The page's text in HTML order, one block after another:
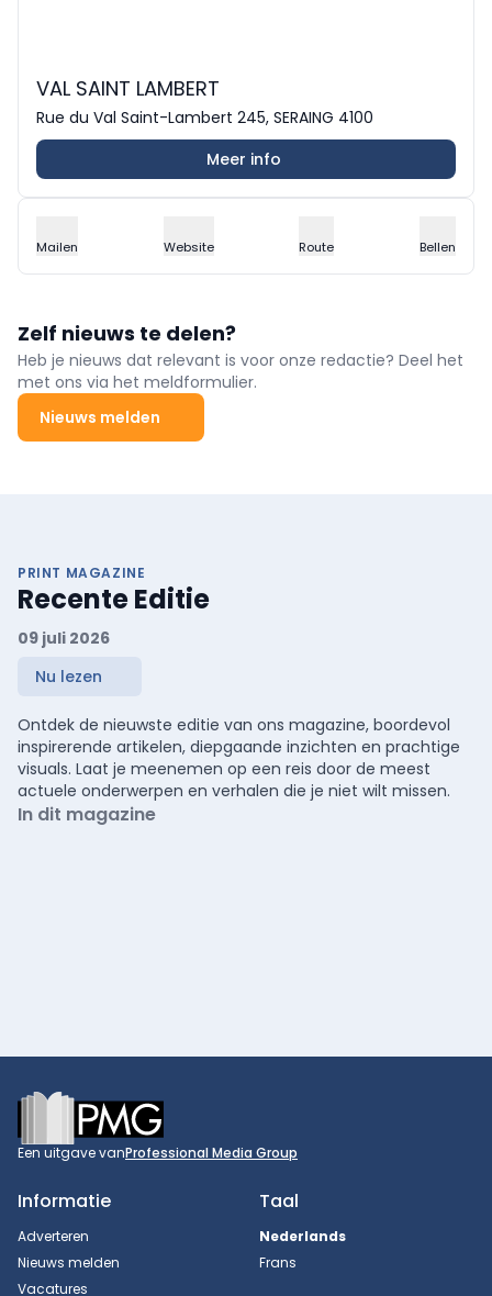
VAL SAINT LAMBERT
Rue du Val Saint-Lambert 245, SERAING 4100
Meer info
Mailen Website Route Bellen
Zelf nieuws te delen?
Heb je nieuws dat relevant is voor onze redactie? Deel het
met ons via het meldformulier.
Nieuws melden
PRINT MAGAZINE
Recente Editie
09 juli 2026
Nu lezen
Ontdek de nieuwste editie van ons magazine, boordevol
inspirerende artikelen, diepgaande inzichten en prachtige
visuals. Laat je meenemen op een reis door de meest
actuele onderwerpen en verhalen die je niet wilt missen.
In dit magazine
Footer
Een uitgave vanProfessional Media Group
Informatie
Adverteren
Nieuws melden
Vacatures
Taal
Nederlands
Frans